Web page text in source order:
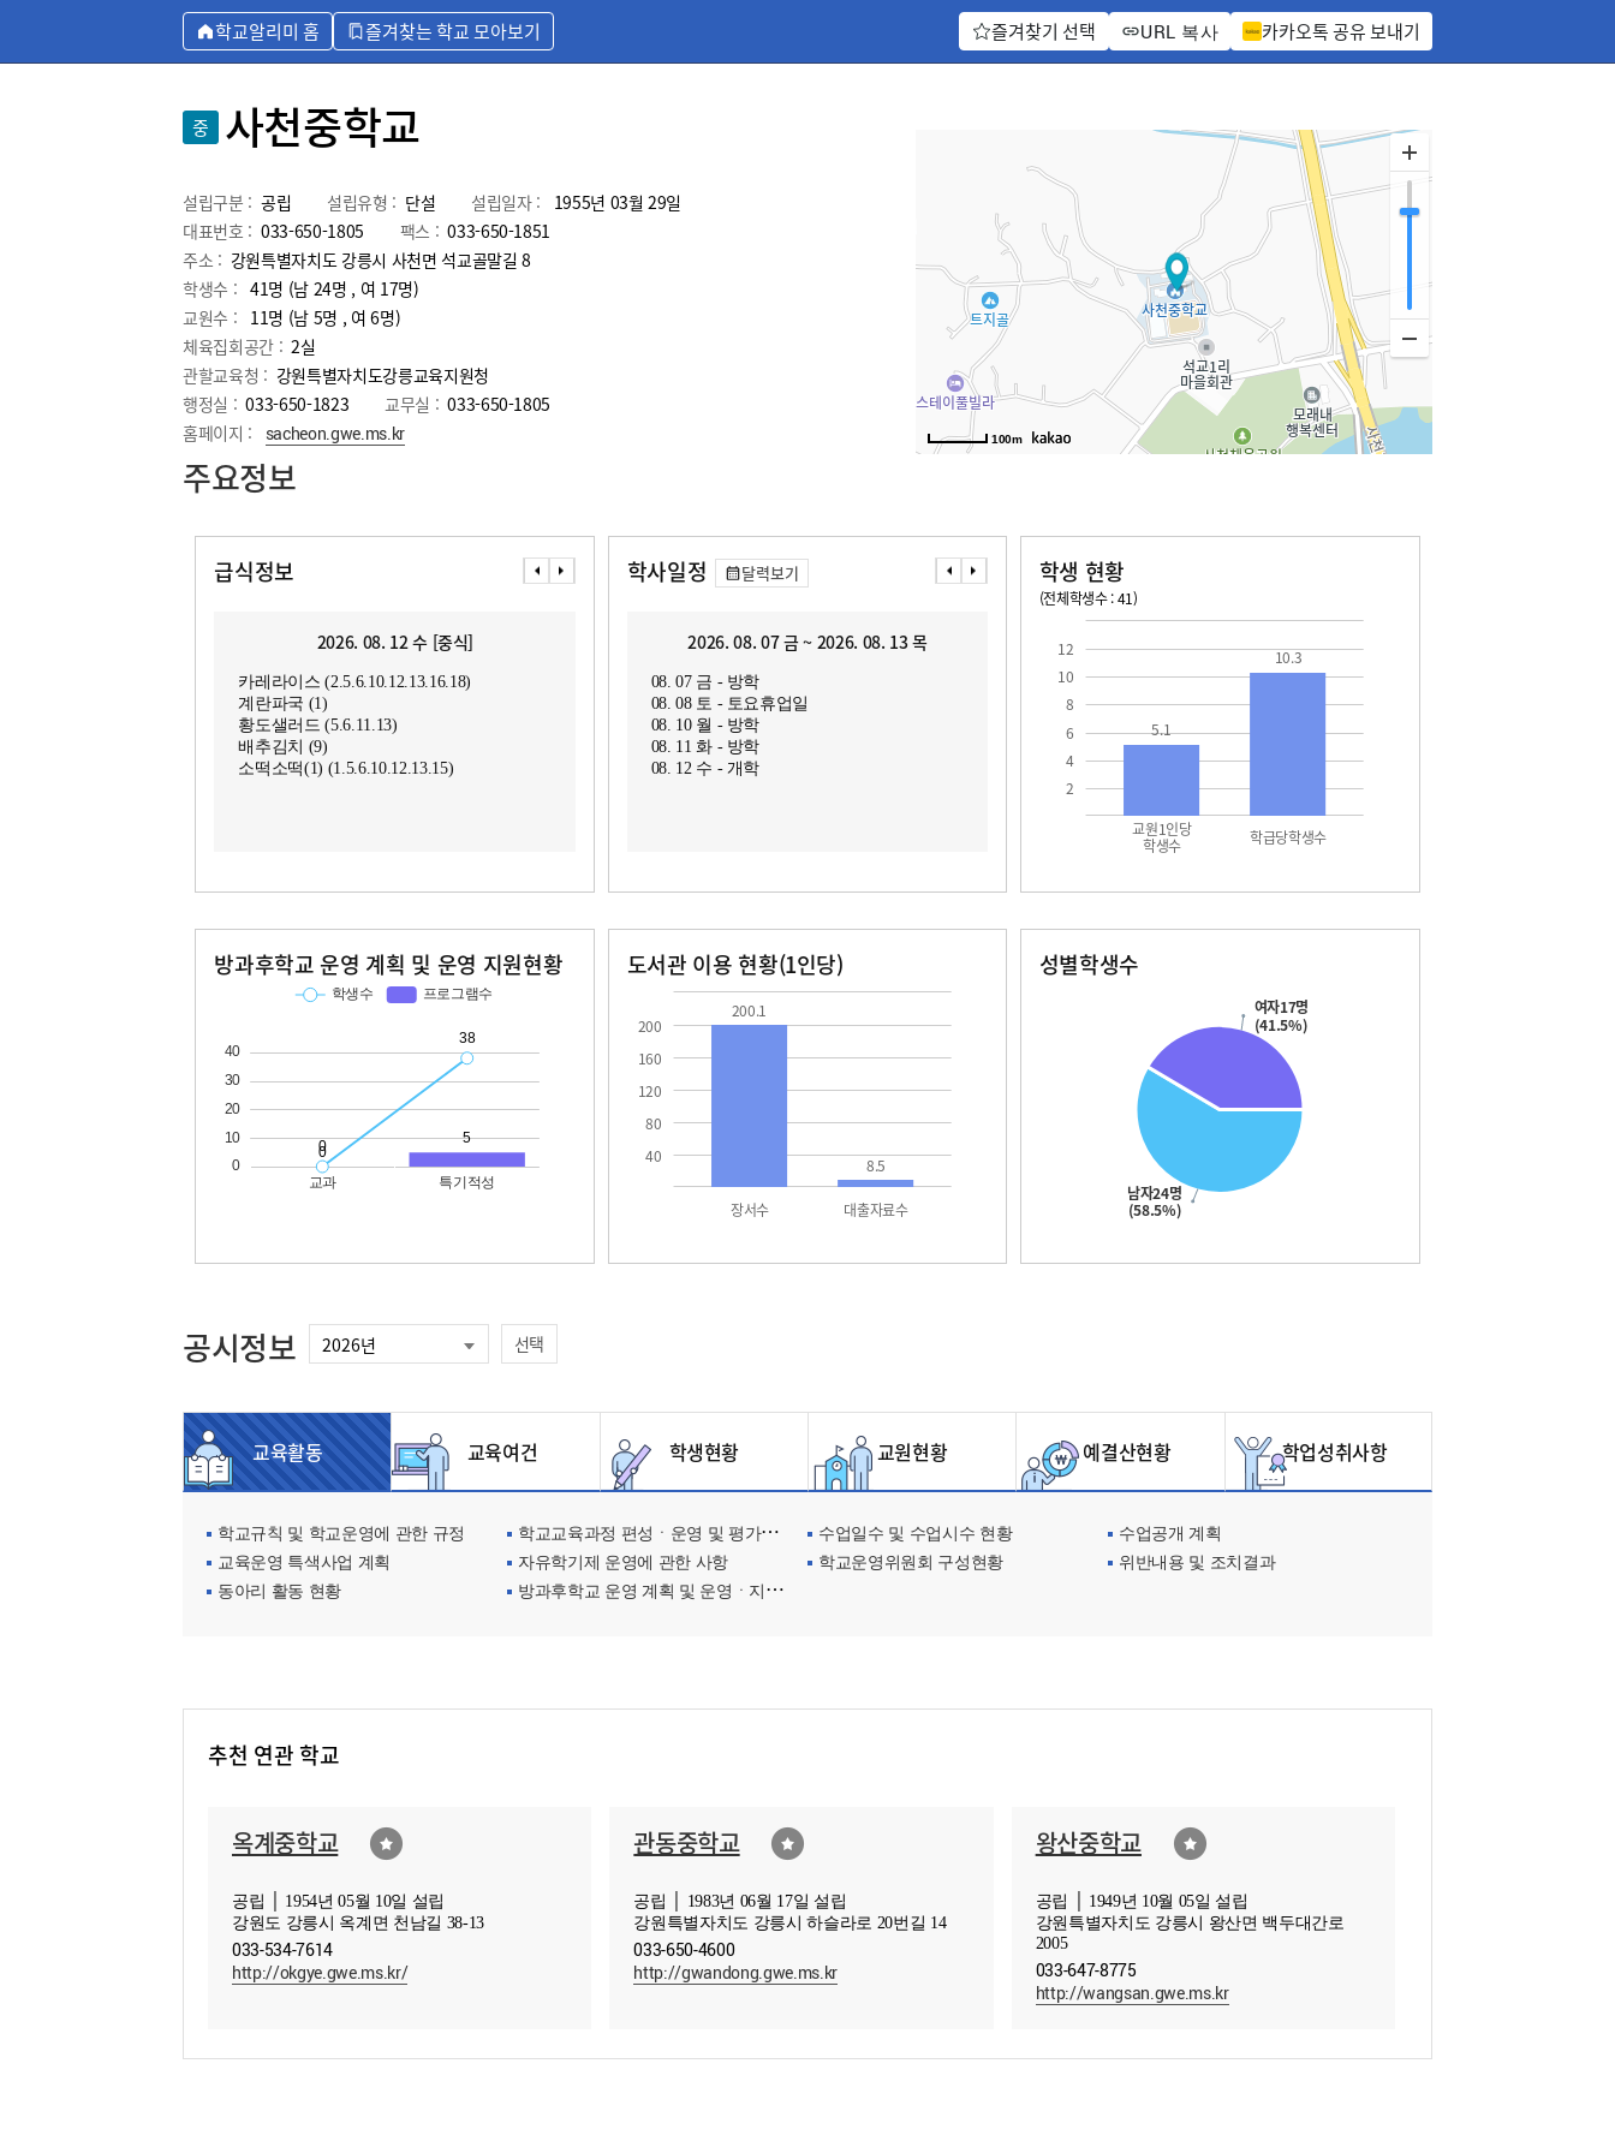
학교알리미 홈 즐겨찾는 학교 모아보기 즐겨찾기 선택 URL 복사 카카오톡 공유 보내기
중 사천중학교
설립구분 : 공립 설립유형 : 단설 설립일자 :
1955년 03월 29일
대표번호 : 033-650-1805 팩스 : 033-650-1851
주소 : 강원특별자치도 강릉시 사천면 석교골말길 8
학생수 : 41명 (남 24명 , 여 17명)
교원수 : 11명 (남 5명 , 여6명)
체육집회공간 : 2실
관할교육청 : 강원특별자치도강릉교육지원청
행정실 : 033-650-1823 교무실 : 033-650-1805
홈페이지 :
sacheon.gwe.ms.kr 100m
주요정보
급식정보
2026. 08. 12 수 [중식]
카레라이스 (2.5.6.10.12.13.16.18)
계란파국 (1)
황도샐러드 (5.6.11.13)
배추김치 (9)
소떡소떡(1) (1.5.6.10.12.13.15)
학사일정 달력보기
2026. 08. 07 금 ~ 2026. 08. 13 목
08. 07 금 - 방학
08. 08 토 - 토요휴업일
08. 10 월 - 방학
08. 11 화 - 방학
08. 12 수 - 개학
2026. 08. 14 금 ~ 2026. 08. 20 목
08. 15 토 - 광복절
08. 17 월 - 대체공휴일
학생 현황
(전체학생수 : 41)
2
4
6
8
10
12
교원1인당
학생수 학급당학생수
5.1
10.3
방과후학교 운영 계획 및 운영 지원현황 도서관 이용 현황(1인당)
40
80
120
160
200
장서수 대출자료수
200.1
8.5
성별학생수
남자24명
(58.5%)
여자17명
(41.5%)
공시정보 선택
교육활동 교육여건 학생현황 교원현황 예결산현황 학업성취사항
학교규칙 및 학교운영에 관한 규정 학교교육과정 편성ㆍ운영 및 평가에 관한 사항 수업일수 및 수업시수 현황
수업공개 계획
교육운영 특색사업 계획
자유학기제 운영에 관한 사항 학교운영위원회 구성현황
위반내용 및 조치결과
동아리 활동 현황
방과후학교 운영 계획 및 운영ㆍ지원현황
추천 연관 학교
옥계중학교
공립 │ 1954년 05월 10일 설립
강원도 강릉시 옥계면 천남길 38-13
033-534-7614
http://okgye.gwe.ms.kr/
관동중학교
공립 │ 1983년 06월 17일 설립
강원특별자치도 강릉시 하슬라로 20번길 14
033-650-4600
http://gwandong.gwe.ms.kr
왕산중학교
공립 │ 1949년 10월 05일 설립
강원특별자치도 강릉시 왕산면 백두대간로
2005
033-647-8775
http://wangsan.gwe.ms.kr